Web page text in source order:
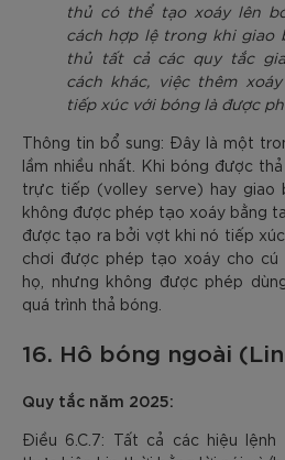
thủ có thể tạo xoáy lên
cách hợp lệ trong khi giao
thủ tất cả các quy tắc
cách khác, việc thêm
tiếp xúc với bóng là được
Thông tin bổ sung: Đây là một
lầm nhiều nhất. Khi bóng được
trực tiếp (volley serve) hay giao
không được phép tạo xoáy bằng
được tạo ra bởi vợt khi nó tiếp
chơi được phép tạo xoáy cho cú
họ, nhưng không được phép
quá trình thả bóng.
16. Hô bóng ngoài
Quy tắc năm 2025:
Điều 6.C.7: Tất cả các hiệu lệnh